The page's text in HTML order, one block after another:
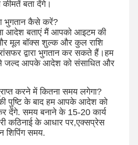
बता देंगे।
भुगतान कैसे करें?
आदेश बताएं मैं आपको आइटम की
मूल बॉक्स शुल्क और कुल राशि
द्वारा भुगतान कर सकते हैं।हम
जल्द आपके आदेश को संसाधित और
करने में कितना समय लगेगा?
पुष्टि के बाद हम आपके आदेश को
देंगे. समय बनाने के 15-20 कार्य
कठिनाई के आधार पर,एक्सप्रेस
शिपिंग समय.